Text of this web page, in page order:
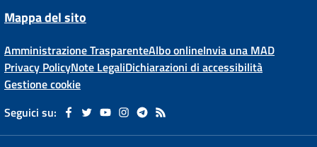
Mappa del sito
Amministrazione TrasparenteAlbo onlineInvia una MAD
Privacy PolicyNote LegaliDichiarazioni di accessibilità
Gestione cookie
Seguici su: